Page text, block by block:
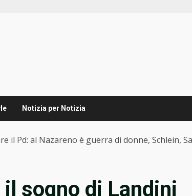
Notizia per Notizia
il Pd: al Nazareno è guerra di donne, Schlein,
sogno di Landini